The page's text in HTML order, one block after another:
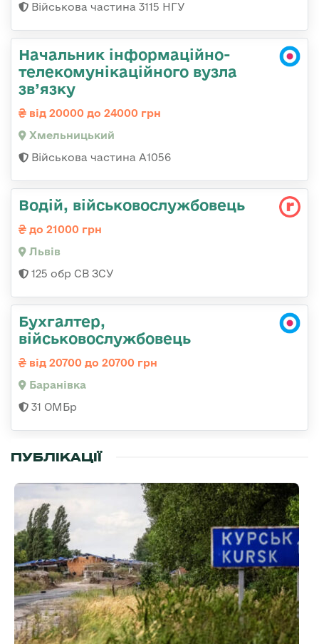
Військова частина 3115 НГУ
Начальник інформаційно-
телекомунікаційного вузла
зв’язку
від 20000 до 24000 грн
Хмельницький
Військова частина А1056
Водій, військовослужбовець
до 21000 грн
Львів
125 обр СВ ЗСУ
Бухгалтер,
військовослужбовець
від 20700 до 20700 грн
Баранівка
31 ОМБр
ПУБЛІКАЦІЇ